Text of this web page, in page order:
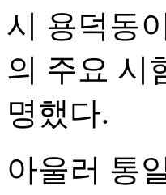
시 용덕동
의 주요 시
명했다.
아울러 통